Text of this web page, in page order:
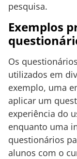
pesquisa.
Exemplos
Os
utilizados em
exemplo, uma
aplicar um
experiência do
enquanto uma
questionários
alunos com o